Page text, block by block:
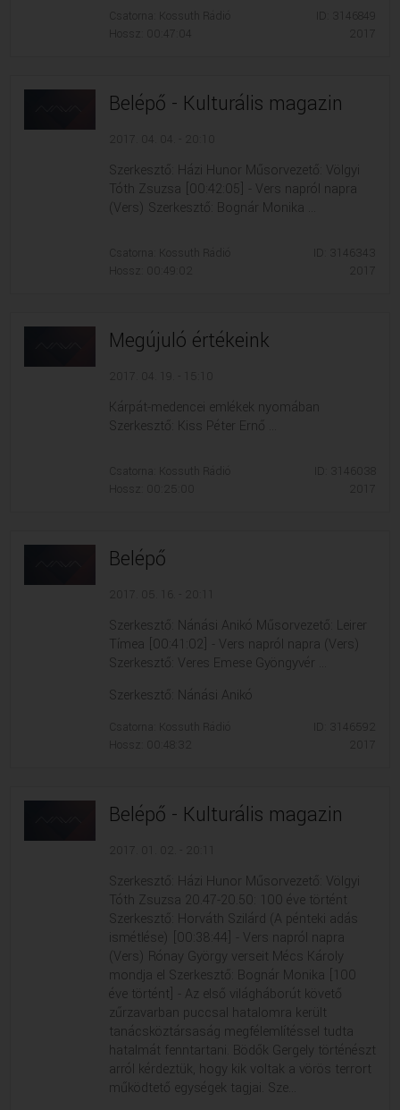
VALLÁS
VALLÁS
Csatorna: Kossuth Rádió
Hossz: 00:47:04
ID: 3146849
2017
Belépő - Kulturális magazin
2017. 04. 04. - 20:10
Szerkesztő: Házi Hunor Műsorvezető: Völgyi
Tóth Zsuzsa [00:42:05] - Vers napról napra
(Vers) Szerkesztő: Bognár Monika ...
Csatorna: Kossuth Rádió
Hossz: 00:49:02
ID: 3146343
2017
Megújuló értékeink
2017. 04. 19. - 15:10
Kárpát-medencei emlékek nyomában
Szerkesztő: Kiss Péter Ernő ...
Csatorna: Kossuth Rádió
Hossz: 00:25:00
ID: 3146038
2017
Belépő
2017. 05. 16. - 20:11
Szerkesztő: Nánási Anikó Műsorvezető: Leirer
Tímea [00:41:02] - Vers napról napra (Vers)
Szerkesztő: Veres Emese Gyöngyvér ...
Szerkesztő: Nánási Anikó
Csatorna: Kossuth Rádió
Hossz: 00:48:32
ID: 3146592
2017
Belépő - Kulturális magazin
2017. 01. 02. - 20:11
Szerkesztő: Házi Hunor Műsorvezető: Völgyi
Tóth Zsuzsa 20.47-20.50: 100 éve történt
Szerkesztő: Horváth Szilárd (A pénteki adás
ismétlése) [00:38:44] - Vers napról napra
(Vers) Rónay György verseit Mécs Károly
mondja el Szerkesztő: Bognár Monika [100
éve történt] - Az első világháborút követő
zűrzavarban puccsal hatalomra került
tanácsköztársaság megfélemlítéssel tudta
hatalmát fenntartani. Bödők Gergely történészt
arról kérdeztük, hogy kik voltak a vörös terrort
működtető egységek tagjai. Sze...